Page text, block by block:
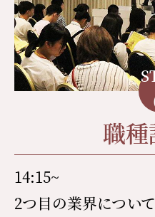
職
14:15~
2つ目の業界につい